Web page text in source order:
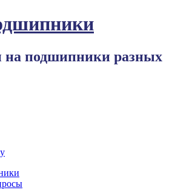
на подшипники разных